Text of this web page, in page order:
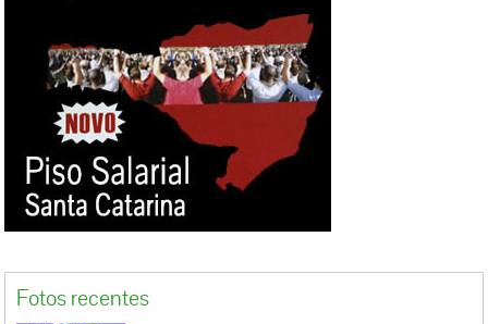
Fotos recentes